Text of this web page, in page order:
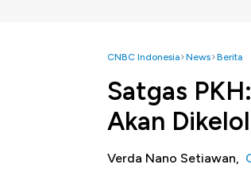
CNBC Indonesia News Berita
Satgas
Akan
Verda Nano Setiawan,